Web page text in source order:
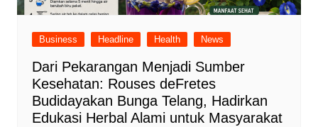
Business Headline Health News
Dari Pekarangan Menjadi Sumber
Kesehatan: Rouses deFretes
Budidayakan Bunga Telang, Hadirkan
Edukasi Herbal Alami untuk Masyarakat